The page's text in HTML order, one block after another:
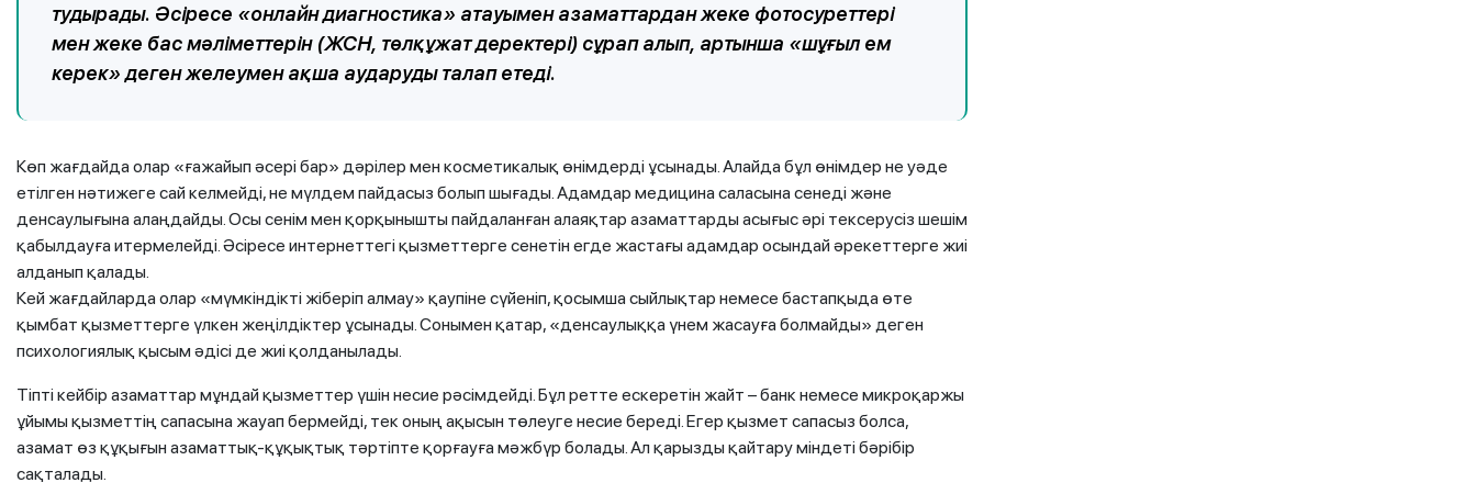
тудырады. Әсіресе «онлайн диагностика» атауымен азаматтардан жеке фотосуреттері
мен жеке бас мәліметтерін (ЖСН, төлқұжат деректері) сұрап алып, артынша «шұғыл ем
керек» деген желеумен ақша аударуды талап етеді.
Көп жағдайда олар «ғажайып әсері бар» дәрілер мен косметикалық өнімдерді ұсынады. Алайда бұл өнімдер не уәде
етілген нәтижеге сай келмейді, не мүлдем пайдасыз болып шығады. Адамдар медицина саласына сенеді және
денсаулығына алаңдайды. Осы сенім мен қорқынышты пайдаланған алаяқтар азаматтарды асығыс әрі тексерусіз шешім
қабылдауға итермелейді. Әсіресе интернеттегі қызметтерге сенетін егде жастағы адамдар осындай әрекеттерге жиі
алданып қалады.
Кей жағдайларда олар «мүмкіндікті жіберіп алмау» қаупіне сүйеніп, қосымша сыйлықтар немесе бастапқыда өте
қымбат қызметтерге үлкен жеңілдіктер ұсынады. Сонымен қатар, «денсаулыққа үнем жасауға болмайды» деген
психологиялық қысым әдісі де жиі қолданылады.
Тіпті кейбір азаматтар мұндай қызметтер үшін несие рәсімдейді. Бұл ретте ескеретін жайт – банк немесе микроқаржы
ұйымы қызметтің сапасына жауап бермейді, тек оның ақысын төлеуге несие береді. Егер қызмет сапасыз болса,
азамат өз құқығын азаматтық-құқықтық тәртіпте қорғауға мәжбүр болады. Ал қарызды қайтару міндеті бәрібір
сақталады.